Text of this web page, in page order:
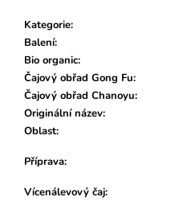
Kategorie:
Balení:
Bio organic:
Čajový obřad Gong Fu:
Čajový obřad Chanoyu:
Originální název:
Oblast:
Příprava:
Vícenálevový čaj:
u
u
e
m
e